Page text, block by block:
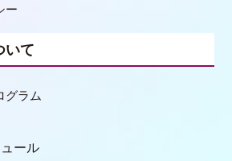
ー
いて
グラム
ール